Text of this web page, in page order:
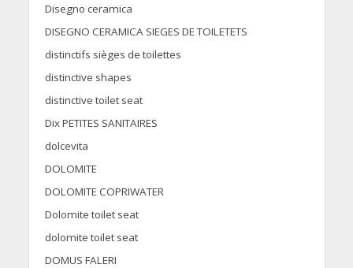
Disegno ceramica
DISEGNO CERAMICA SIEGES DE TOILETETS
distinctifs sièges de toilettes
distinctive shapes
distinctive toilet seat
Dix PETITES SANITAIRES
dolcevita
DOLOMITE
DOLOMITE COPRIWATER
Dolomite toilet seat
dolomite toilet seat
DOMUS FALERI